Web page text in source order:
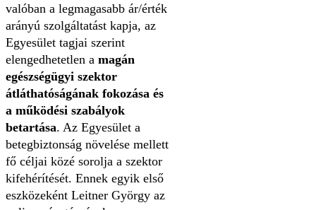
valóban a legmagasabb ár/érték
arányú szolgáltatást kapja, az
Egyesület tagjai szerint
elengedhetetlen a magán
egészségügyi szektor
átláthatóságának fokozása és
a működési szabályok
betartása. Az Egyesület a
betegbiztonság növelése mellett
fő céljai közé sorolja a szektor
kifehérítését. Ennek egyik első
eszközeként Leitner György az